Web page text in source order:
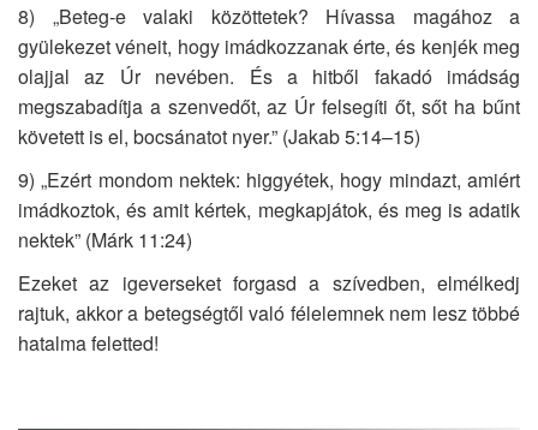
8) „Beteg-e valaki közöttetek? Hívassa magához a
gyülekezet véneit, hogy imádkozzanak érte, és kenjék meg
olajjal az Úr nevében. És a hitből fakadó imádság
megszabadítja a szenvedőt, az Úr felsegíti őt, sőt ha bűnt
követett is el, bocsánatot nyer.” (Jakab 5:14–15)
9) „Ezért mondom nektek: higgyétek, hogy mindazt, amiért
imádkoztok, és amit kértek, megkapjátok, és meg is adatik
nektek” (Márk 11:24)
Ezeket az igeverseket forgasd a szívedben, elmélkedj
rajtuk, akkor a betegségtől való félelemnek nem lesz többé
hatalma feletted!